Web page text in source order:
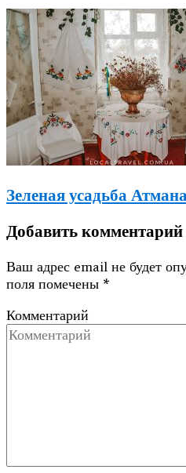
Зеленая усадьба
Добавить комментарий
Ваш адрес email не будет
поля помечены *
Комментарий